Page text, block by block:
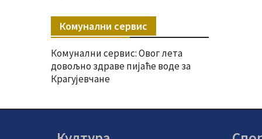
Комунални сервис
Комунални сервис: Овог лета
довољно здраве пијаће воде за
Крагујевчане